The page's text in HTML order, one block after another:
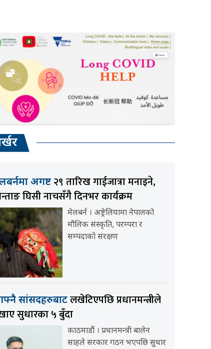
अगष्ट २९ तारिख गाईजात्रा मनाइने,
घिसी नाचसँगै दिनभर कार्यक्रम
मेलबर्न । अष्ट्रेलियामा नेपालको
मौलिक संस्कृति, परम्परा र
सम्पदाको संरक्षण
सांसदहरुबाटलखेटिएपछि प्रधानमन्त्रीले
सुधारका ५ बुँदा
काठमाडौं । प्रधानमन्त्री बालेन
साहले सरकार गठन भएपछि सुधार